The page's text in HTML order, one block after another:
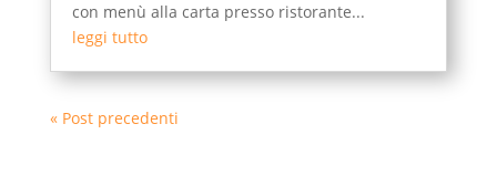
con menù alla carta presso ristorante...
leggi tutto
« Post precedenti